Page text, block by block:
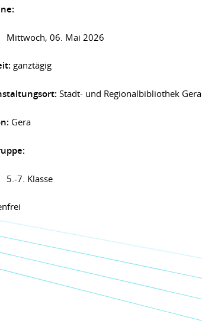
Mittwoch, 06. Mai 2026
ganztägig
Stadt- und Regionalbibliothek Gera
Gera
5.-7. Klasse